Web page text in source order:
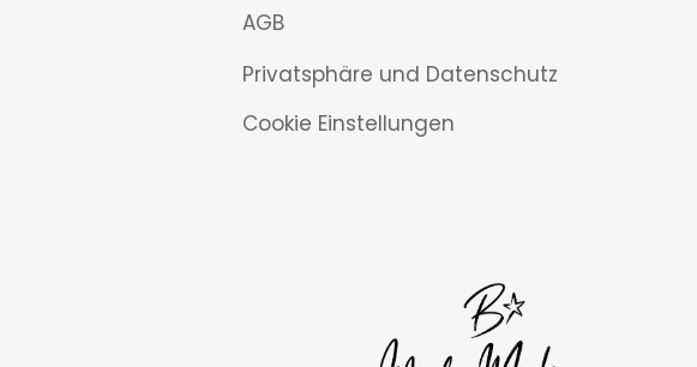
AGB
Privatsphäre und Datenschutz
Cookie Einstellungen